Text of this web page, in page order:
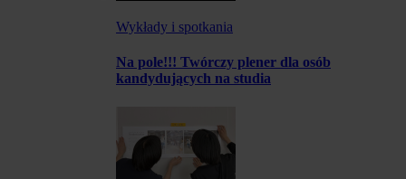
Wykłady i spotkania
Na pole!!! Twórczy plener dla osób
kandydujących na studia